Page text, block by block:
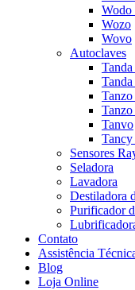
Wodo
Wozo
Wovo
Autoclaves
Tanvo
Tancy
Sensores
Seladora
Lavadora
Destiladora
Purificador
Contato
Assistência
Blog
Loja Online